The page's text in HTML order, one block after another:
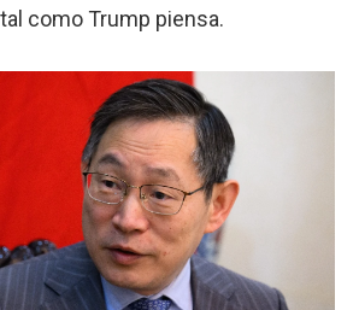
como Trump piensa.